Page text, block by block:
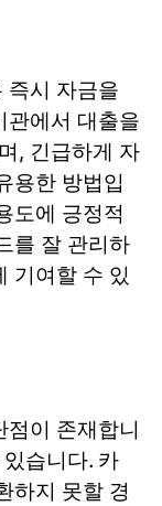
즉시 자금을
관에서 대출을
, 긴급하게 자
용한 방법입
도에 긍정적
를 잘 관리하
기여할 수 있
점이 존재합니
습니다. 카
하지 못할 경